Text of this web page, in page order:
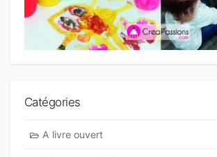
Catégories
A livre ouvert